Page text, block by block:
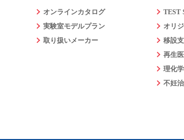
オンラインカタログ
実験室モデルプラン
取り扱いメーカー
TEST
オリ
移設
再生
理化
不妊